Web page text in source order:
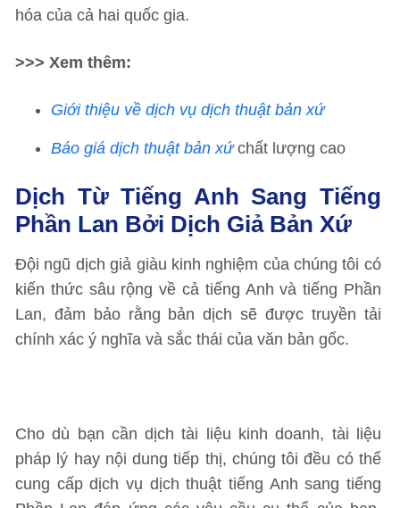
hóa của cả hai quốc gia.
>>> Xem thêm:
Giới thiệu về dịch vụ dịch thuật bản xứ
Báo giá dịch thuật bản xứchất lượng cao
Dịch Từ Tiếng Anh Sang Tiếng
Phần Lan Bởi Dịch Giả Bản Xứ
Đội ngũ dịch giả giàu kinh nghiệm của chúng tôi có
kiến thức sâu rộng về cả tiếng Anh và tiếng Phần
Lan, đảm bảo rằng bản dịch sẽ được truyền tải
chính xác ý nghĩa và sắc thái của văn bản gốc.
Cho dù bạn cần dịch tài liệu kinh doanh, tài liệu
pháp lý hay nội dung tiếp thị, chúng tôi đều có thể
cung cấp dịch vụ dịch thuật tiếng Anh sang tiếng